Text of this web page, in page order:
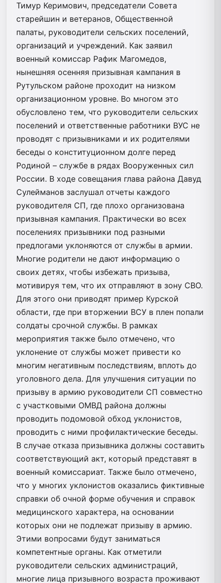
Тимур Керимович, председатели Совета
старейшин и ветеранов, Общественной
палаты, руководители сельских поселений,
организаций и учреждений. Как заявил
военный комиссар Рафик Магомедов,
нынешняя осенняя призывная кампания в
Рутульском районе проходит на низком
организационном уровне. Во многом это
обусловлено тем, что руководители сельских
поселений и ответственные работники ВУС не
проводят с призывниками и их родителями
беседы о конституционном долге перед
Родиной – службе в рядах Вооруженных сил
России. В ходе совещания глава района Давуд
Сулейманов заслушал отчеты каждого
руководителя СП, где плохо организована
призывная кампания. Практически во всех
поселениях призывники под разными
предлогами уклоняются от службы в армии.
Многие родители не дают информацию о
своих детях, чтобы избежать призыва,
мотивируя тем, что их отправляют в зону СВО.
Для этого они приводят пример Курской
области, где при вторжении ВСУ в плен попали
солдаты срочной службы. В рамках
мероприятия также было отмечено, что
уклонение от службы может привести ко
многим негативным последствиям, вплоть до
уголовного дела. Для улучшения ситуации по
призыву в армию руководители СП совместно
с участковыми ОМВД района должны
проводить подомовой обход уклонистов,
проводить с ними профилактические беседы.
В случае отказа призывника должны составить
соответствующий акт, который представят в
военный комиссариат. Также было отмечено,
что у многих уклонистов оказались фиктивные
справки об очной форме обучения и справок
медицинского характера, на основании
которых они не подлежат призыву в армию.
Этими вопросами будут заниматься
компетентные органы. Как отметили
руководители сельских администраций,
многие лица призывного возраста проживают